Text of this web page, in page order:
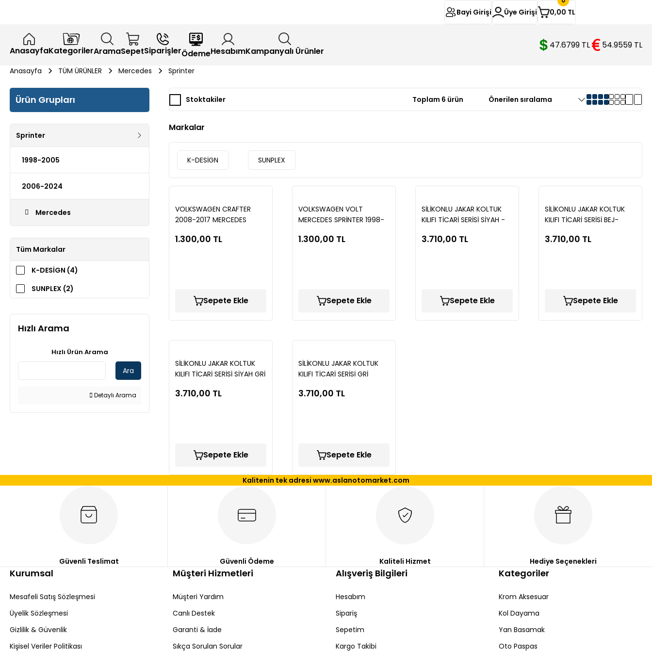
Bayi Girişi Üye Girişi 0,00 TL
AnasayfaKategorilerAramaSepetSiparişlerÖdemeHesabımKampanyalı Ürünler
47.6799 TL 54.9559 TL
Anasayfa TÜM ÜRÜNLER Mercedes Sprinter
Ürün Grupları
Sprinter
1998-2005
2006-2024
Mercedes
Tüm Markalar
K-DESİGN (4)
SUNPLEX (2)
Hızlı Arama
Hızlı Ürün Arama
Ara
Detaylı Arama
Stoktakiler Toplam 6 ürün
Markalar
K-DESİGN SUNPLEX
VOLKSWAGEN CRAFTER
2008-2017 MERCEDES
MUGEN CAM RÜZGARLIĞI
1.300,00 TL
Sepete Ekle
VOLKSWAGEN VOLT
MERCEDES SPRİNTER 1998-
RÜZGARLIĞI SPS45
1.300,00 TL
Sepete Ekle
SİLİKONLU JAKAR KOLTUK
KILIFI TİCARİ SERİSİ SİYAH -
3.710,00 TL
Sepete Ekle
SİLİKONLU JAKAR KOLTUK
KILIFI TİCARİ SERİSİ BEJ-
3.710,00 TL
Sepete Ekle
SİLİKONLU JAKAR KOLTUK
KILIFI TİCARİ SERİSİ SİYAH GRİ
3.710,00 TL
Sepete Ekle
SİLİKONLU JAKAR KOLTUK
KILIFI TİCARİ SERİSİ GRİ
3.710,00 TL
Sepete Ekle
Kalitenin tek adresi www.aslanotomarket.com
Güvenli Teslimat Güvenli Ödeme Kaliteli Hizmet Hediye Seçenekleri
Kurumsal
Mesafeli Satış Sözleşmesi
Üyelik Sözleşmesi
Gizlilik & Güvenlik
Kişisel Veriler Politikası
Müşteri Hizmetleri
Müşteri Yardım
Canlı Destek
Garanti & İade
Sıkça Sorulan Sorular
Alışveriş Bilgileri
Hesabım
Sipariş
Sepetim
Kargo Takibi
Kategoriler
Krom Aksesuar
Kol Dayama
Yan Basamak
Oto Paspas